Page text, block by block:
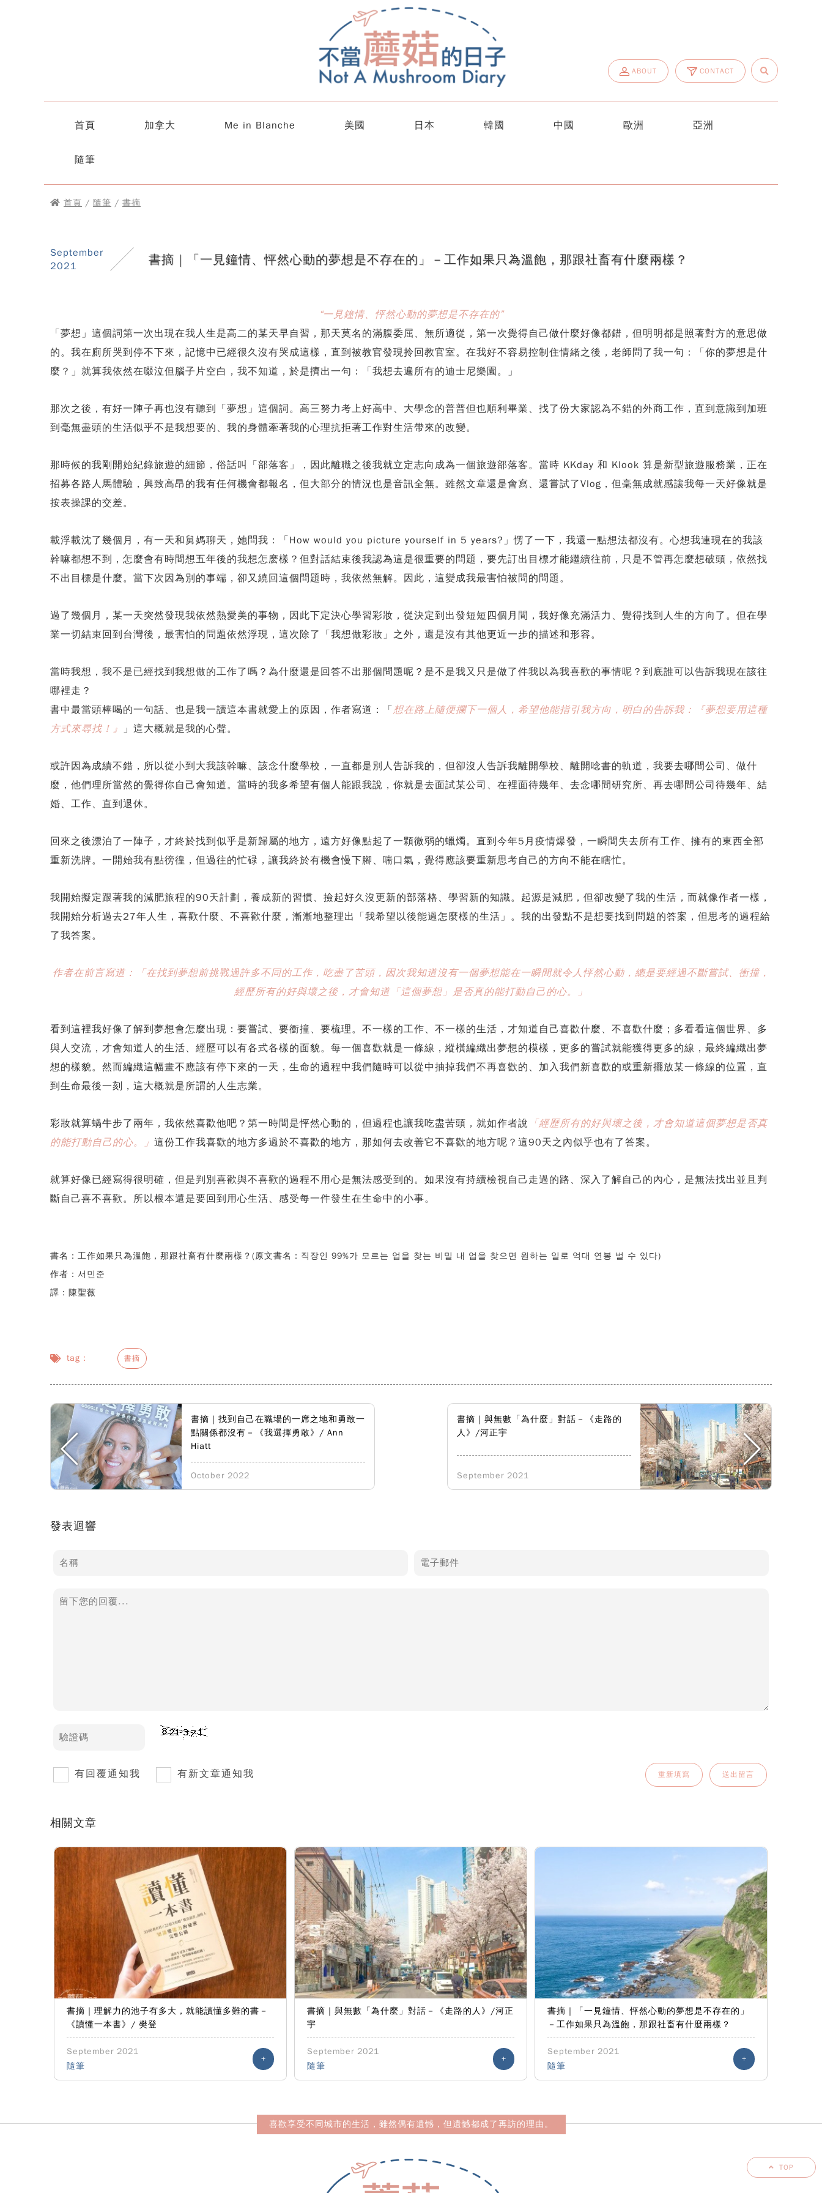
ABOUT CONTACT
首頁 加拿大 Me in Blanche 美國 日本 韓國 中國 歐洲 亞洲
隨筆
首頁 / 隨筆 / 書摘
September
2021
書摘｜「一見鐘情、怦然心動的夢想是不存在的」－工作如果只為溫飽，那跟社畜有什麼兩樣？
“一見鐘情、怦然心動的夢想是不存在的”
「夢想」這個詞第一次出現在我人生是高二的某天早自習，那天莫名的滿腹委屈、無所適從，第一次覺得自己做什麼好像都錯，但明明都是照著對方的意思做
的。我在廁所哭到停不下來，記憶中已經很久沒有哭成這樣，直到被教官發現拎回教官室。在我好不容易控制住情緒之後，老師問了我一句：「你的夢想是什
麼？」就算我依然在啜泣但腦子片空白，我不知道，於是擠出一句：「我想去遍所有的迪士尼樂園。」
那次之後，有好一陣子再也沒有聽到「夢想」這個詞。高三努力考上好高中、大學念的普普但也順利畢業、找了份大家認為不錯的外商工作，直到意識到加班
到毫無盡頭的生活似乎不是我想要的、我的身體牽著我的心理抗拒著工作對生活帶來的改變。
那時候的我剛開始紀錄旅遊的細節，俗話叫「部落客」，因此離職之後我就立定志向成為一個旅遊部落客。當時 KKday 和 Klook 算是新型旅遊服務業，正在
招募各路人馬體驗，興致高昂的我有任何機會都報名，但大部分的情況也是音訊全無。雖然文章還是會寫、還嘗試了Vlog，但毫無成就感讓我每一天好像就是
按表操課的交差。
載浮載沈了幾個月，有一天和舅媽聊天，她問我：「How would you picture yourself in 5 years?」愣了一下，我還一點想法都沒有。心想我連現在的我該
幹嘛都想不到，怎麼會有時間想五年後的我想怎麽樣？但對話結束後我認為這是很重要的問題，要先訂出目標才能繼續往前，只是不管再怎麼想破頭，依然找
不出目標是什麼。當下次因為別的事端，卻又繞回這個問題時，我依然無解。因此，這變成我最害怕被問的問題。
過了幾個月，某一天突然發現我依然熱愛美的事物，因此下定決心學習彩妝，從決定到出發短短四個月間，我好像充滿活力、覺得找到人生的方向了。但在學
業一切結束回到台灣後，最害怕的問題依然浮現，這次除了「我想做彩妝」之外，還是沒有其他更近一步的描述和形容。
當時我想，我不是已經找到我想做的工作了嗎？為什麼還是回答不出那個問題呢？是不是我又只是做了件我以為我喜歡的事情呢？到底誰可以告訴我現在該往
哪裡走？
書中最當頭棒喝的一句話、也是我一讀這本書就愛上的原因，作者寫道：「想在路上隨便攔下一個人，希望他能指引我方向，明白的告訴我：『夢想要用這種
方式來尋找！』
」這大概就是我的心聲。
或許因為成績不錯，所以從小到大我該幹嘛、該念什麼學校，一直都是別人告訴我的，但卻沒人告訴我離開學校、離開唸書的軌道，我要去哪間公司、做什
麼，他們理所當然的覺得你自己會知道。當時的我多希望有個人能跟我說，你就是去面試某公司、在裡面待幾年、去念哪間研究所、再去哪間公司待幾年、結
婚、工作、直到退休。
回來之後漂泊了一陣子，才終於找到似乎是新歸屬的地方，遠方好像點起了一顆微弱的蠟燭。直到今年5月疫情爆發，一瞬間失去所有工作、擁有的東西全部
重新洗牌。一開始我有點徬徨，但過往的忙碌，讓我終於有機會慢下腳、喘口氣，覺得應該要重新思考自己的方向不能在瞎忙。
我開始擬定跟著我的減肥旅程的90天計劃，養成新的習慣、撿起好久沒更新的部落格、學習新的知識。起源是減肥，但卻改變了我的生活，而就像作者一樣，
我開始分析過去27年人生，喜歡什麼、不喜歡什麼，漸漸地整理出「我希望以後能過怎麼樣的生活」。我的出發點不是想要找到問題的答案，但思考的過程給
了我答案。
作者在前言寫道：「在找到夢想前挑戰過許多不同的工作，吃盡了苦頭，因次我知道沒有一個夢想能在一瞬間就令人怦然心動，總是要經過不斷嘗試、衝撞，
經歷所有的好與壞之後，才會知道「這個夢想」是否真的能打動自己的心。」
看到這裡我好像了解到夢想會怎麼出現：要嘗試、要衝撞、要梳理。不一樣的工作、不一樣的生活，才知道自己喜歡什麼、不喜歡什麼；多看看這個世界、多
與人交流，才會知道人的生活、經歷可以有各式各樣的面貌。每一個喜歡就是一條線，縱橫編織出夢想的模樣，更多的嘗試就能獲得更多的線，最終編織出夢
想的樣貌。然而編織這幅畫不應該有停下來的一天，生命的過程中我們隨時可以從中抽掉我們不再喜歡的、加入我們新喜歡的或重新擺放某一條線的位置，直
到生命最後一刻，這大概就是所謂的人生志業。
彩妝就算蝸牛步了兩年，我依然喜歡他吧？第一時間是怦然心動的，但過程也讓我吃盡苦頭，就如作者說 「經歷所有的好與壞之後，才會知道這個夢想是否真
的能打動自己的心。」 這份工作我喜歡的地方多過於不喜歡的地方，那如何去改善它不喜歡的地方呢？這90天之內似乎也有了答案。
就算好像已經寫得很明確，但是判別喜歡與不喜歡的過程不用心是無法感受到的。如果沒有持續檢視自己走過的路、深入了解自己的內心，是無法找出並且判
斷自己喜不喜歡。所以根本還是要回到用心生活、感受每一件發生在生命中的小事。
書名： 工作如果只為溫飽，那跟社畜有什麼兩樣？(原文書名：직장인 99%가 모르는 업을 찾는 비밀 내 업을 찾으면 원하는 일로 억대 연봉 벌 수 있다)
作者： 서민준
譯： 陳聖薇
tag： 書摘
書摘｜找到自己在職場的一席之地和勇敢一
點關係都沒有－《我選擇勇敢》/ Ann
Hiatt
October 2022
書摘｜與無數「為什麼」對話－《走路的
人》/河正宇
September 2021
發表迴響
有回覆通知我 有新文章通知我
相關文章
書摘｜理解力的池子有多大，就能讀懂多難的書－
《讀懂一本書》/ 樊登
September 2021
隨筆
+
書摘｜與無數「為什麼」對話－《走路的人》/河正
宇
September 2021
隨筆
+
書摘｜「一見鐘情、怦然心動的夢想是不存在的」
－工作如果只為溫飽，那跟社畜有什麼兩樣？
September 2021
隨筆
+
喜歡享受不同城市的生活，雖然偶有遺憾，但遺憾都成了再訪的理由。
TOP